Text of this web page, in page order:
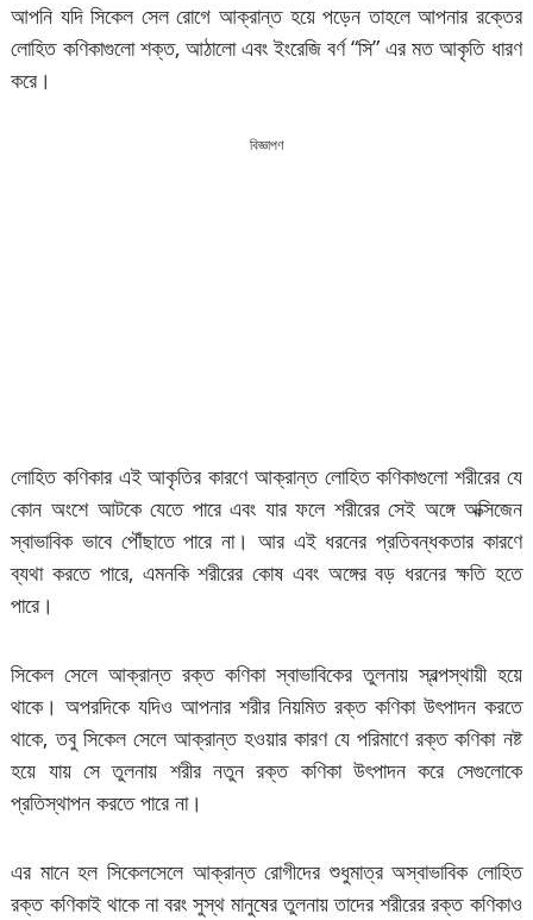
আপনি যদি সিকেল সেল রোগে আক্রান্ত হয়ে পড়েন তাহলে আপনার রক্তের
লোহিত কণিকাগুলো শক্ত, আঠালো এবং ইংরেজি বর্ণ “সি” এর মত আকৃতি ধারণ
করে।
বিজ্ঞাপণ
লোহিত কণিকার এই আকৃতির কারণে আক্রান্ত লোহিত কণিকাগুলো শরীরের যে
কোন অংশে আটকে যেতে পারে এবং যার ফলে শরীরের সেই অঙ্গে অক্সিজেন
স্বাভাবিক ভাবে পৌঁছাতে পারে না। আর এই ধরনের প্রতিবন্ধকতার কারণে
ব্যথা করতে পারে, এমনকি শরীরের কোষ এবং অঙ্গের বড় ধরনের ক্ষতি হতে
পারে।
সিকেল সেলে আক্রান্ত রক্ত কণিকা স্বাভাবিকের তুলনায় স্বল্পস্থায়ী হয়ে
থাকে। অপরদিকে যদিও আপনার শরীর নিয়মিত রক্ত কণিকা উৎপাদন করতে
থাকে, তবু সিকেল সেলে আক্রান্ত হওয়ার কারণ যে পরিমাণে রক্ত কণিকা নষ্ট
হয়ে যায় সে তুলনায় শরীর নতুন রক্ত কণিকা উৎপাদন করে সেগুলোকে
প্রতিস্থাপন করতে পারে না।
এর মানে হল সিকেলসেলে আক্রান্ত রোগীদের শুধুমাত্র অস্বাভাবিক লোহিত
রক্ত কণিকাই থাকে না বরং সুস্থ মানুষের তুলনায় তাদের শরীরের রক্ত কণিকাও